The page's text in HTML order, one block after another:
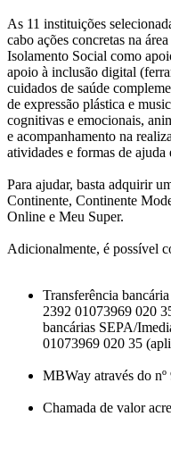
As 11 instituições
cabo ações concretas na
Isolamento Social como
apoio à inclusão digital
cuidados de saúde
de expressão plástica e
cognitivas e emocionais,
e acompanhamento na
atividades e formas de ajuda
Para ajudar, basta adquirir
Continente, Continente
Online e Meu Super.
Adicionalmente, é possível
Transferência
2392 01073969 020
bancárias SEPA/
01073969 020 35
MBWay através do
Chamada de valor